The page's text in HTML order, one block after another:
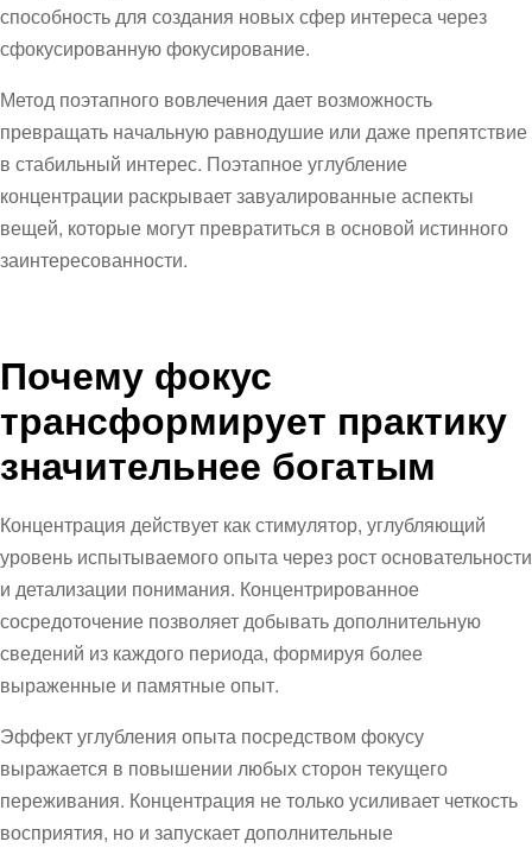
способность для создания новых сфер интереса через
сфокусированную фокусирование.
Метод поэтапного вовлечения дает возможность
превращать начальную равнодушие или даже препятствие
в стабильный интерес. Поэтапное углубление
концентрации раскрывает завуалированные аспекты
вещей, которые могут превратиться в основой истинного
заинтересованности.
Почему фокус
трансформирует практику
значительнее богатым
Концентрация действует как стимулятор, углубляющий
уровень испытываемого опыта через рост основательности
и детализации понимания. Концентрированное
сосредоточение позволяет добывать дополнительную
сведений из каждого периода, формируя более
выраженные и памятные опыт.
Эффект углубления опыта посредством фокусу
выражается в повышении любых сторон текущего
переживания. Концентрация не только усиливает четкость
восприятия, но и запускает дополнительные